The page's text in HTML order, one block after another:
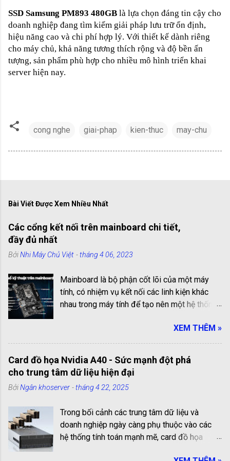
SSD Samsung PM893 480GB là lựa chọn đáng tin cậy cho
doanh nghiệp đang tìm kiếm giải pháp lưu trữ ổn định,
hiệu năng cao và chi phí hợp lý. Với thiết kế dành riêng
cho máy chủ, khả năng tương thích rộng và độ bền ấn
tượng, sản phẩm phù hợp cho nhiều mô hình triển khai
server hiện nay.
cong nghe giai-phap kien-thuc may-chu
Bài Viết Được Xem Nhiều Nhất
Các cổng kết nối trên mainboard chi tiết,
đầy đủ nhất
BởiNhi Máy Chủ Việt -tháng 4 06, 2023
Mainboard là bộ phận cốt lõi của một máy
tính, có nhiệm vụ kết nối các linh kiện khác
nhau trong máy tính để tạo nên một hệ thống
mainboard là những cổng truyền thông giúp
kết nối các linh kiện với nhau. Chúng có vai trò
quan trọng trong việc kết nối và truyền tải dữ
liệu giữa các linh kiện bên trong máy tính.
Trong bài viết này, chúng ta sẽ cùng tìm hiểu
chi tiết và đầy đủ nhất về các cổng kết nối
kê các cổng kết nối trên mainboard: 1.Cổng
PS2 (PlayStation 2) Cổng PS2 có dạng hình
tròn, 6 chân và 1 lỗ hình chữ nhật ở giữa, là
XEM THÊM »
Card đồ họa Nvidia A40 - Sức mạnh đột phá
cho trung tâm dữ liệu hiện đại
BởiNgân khoserver -tháng 4 22, 2025
Trong bối cảnh các trung tâm dữ liệu và
doanh nghiệp ngày càng phụ thuộc vào các
hệ thống tính toán mạnh mẽ, card đồ họa